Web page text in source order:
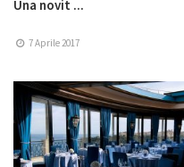
Una novit ...
7 Aprile 2017